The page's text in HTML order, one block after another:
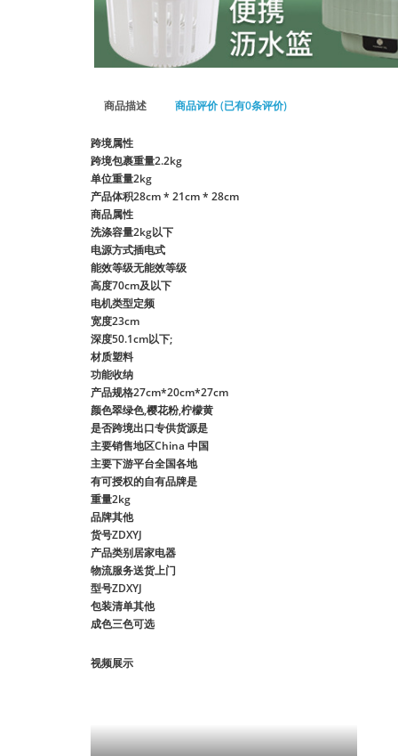
商品描述 商品评价 (已有0条评价)
跨境属性
跨境包裹重量2.2kg
单位重量2kg
产品体积28cm * 21cm * 28cm
商品属性
洗涤容量2kg以下
电源方式插电式
能效等级无能效等级
高度70cm及以下
电机类型定频
宽度23cm
深度50.1cm以下;
材质塑料
功能收纳
产品规格27cm*20cm*27cm
颜色翠绿色,樱花粉,柠檬黄
是否跨境出口专供货源是
主要销售地区China 中国
主要下游平台全国各地
有可授权的自有品牌是
重量2kg
品牌其他
货号ZDXYJ
产品类别居家电器
物流服务送货上门
型号ZDXYJ
包装清单其他
成色三色可选
视频展示